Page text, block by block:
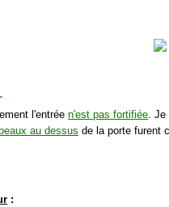
l'entréen'est pas fortifiée. Je
au dessus de la porte furent
: